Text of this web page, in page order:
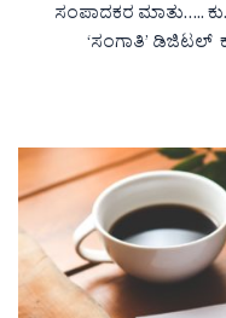
ಸಂಪಾದಕರ ಮಾತು…..
‘ಸಂಗಾತಿ’ ಡಿಜಿಟಲ್